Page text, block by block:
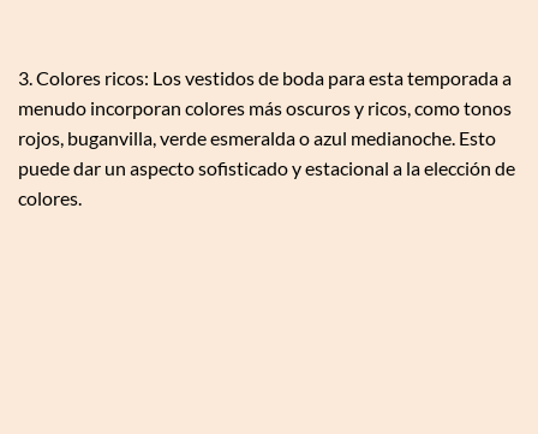
3. Colores ricos: Los vestidos de boda para esta temporada a
menudo incorporan colores más oscuros y ricos, como tonos
rojos, buganvilla, verde esmeralda o azul medianoche. Esto
puede dar un aspecto sofisticado y estacional a la elección de
colores.